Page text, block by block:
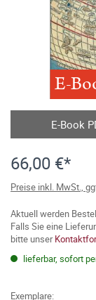
E-
E-Book
66,00 €*
Preise inkl. MwSt.,
Aktuell werden
Falls Sie eine
bitte unser
lieferbar, sofort
Exemplare: